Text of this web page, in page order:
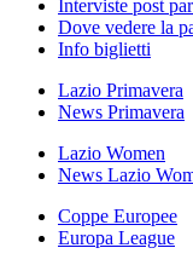
Interviste post
Dove vedere la
Info biglietti
Lazio Primavera
News Primavera
Lazio Women
News Lazio
Coppe Europee
Europa League